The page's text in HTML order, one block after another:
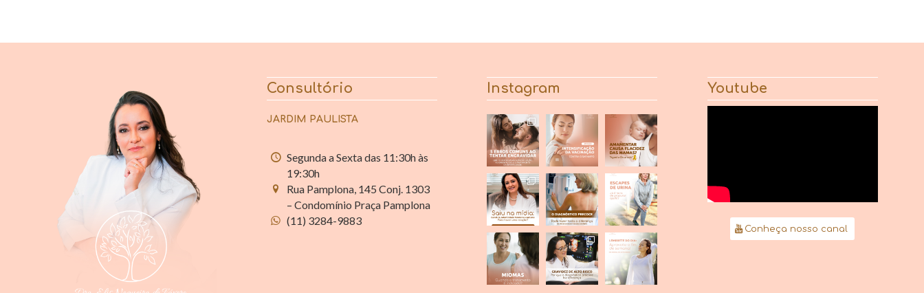
Consultório
JARDIM PAULISTA
Segunda a Sexta das 11:30h às
19:30h
Rua Pamplona, 145 Conj. 1303
– Condomínio Praça Pamplona
(11) 3284-9883
Instagram Youtube
Conheça nosso canal